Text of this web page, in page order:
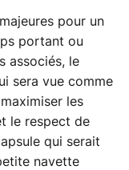
pour un
portant ou
associés, le
sera vue comme
les
le respect de
qui serait
navette